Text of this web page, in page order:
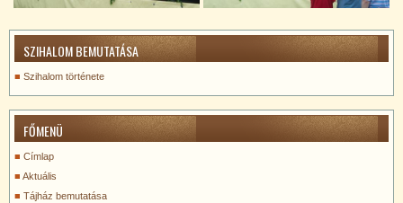
SZIHALOM BEMUTATÁSA
Szihalom története
FŐMENÜ
Címlap
Aktuális
Tájház bemutatása